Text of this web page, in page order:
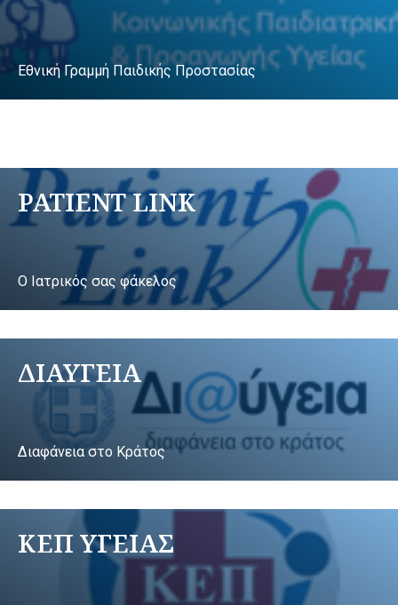
Εθνική Γραμμή Παιδικής Προστασίας
PATIENT LINK
Ο Ιατρικός σας φάκελος
ΔΙΑΥΓΕΙΑ
Διαφάνεια στο Κράτος
ΚΕΠ ΥΓΕΙΑΣ